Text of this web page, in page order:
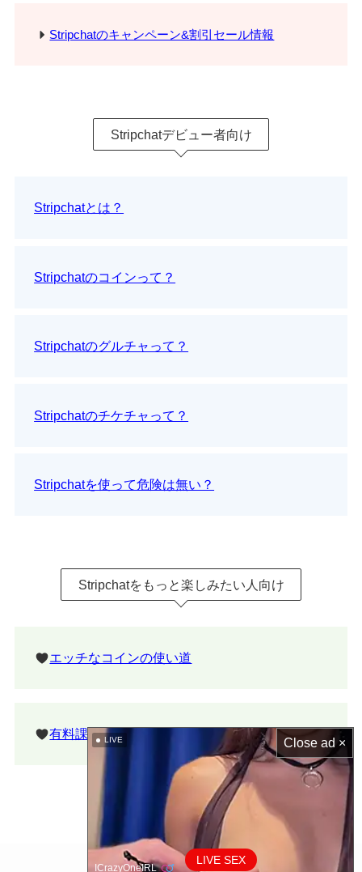
LIVE SEX
LIVE
ICrazyOneIRL
Close ad ×
Stripchatのキャンペーン&割引セール情報
Stripchatデビュー者向け
Stripchatとは？
Stripchatのコインって？
Stripchatのグルチャって？
Stripchatのチケチャって？
Stripchatを使って危険は無い？
Stripchatをもっと楽しみたい人向け
エッチなコインの使い道
有料課金する魅力
© ストチャウォッチャー.